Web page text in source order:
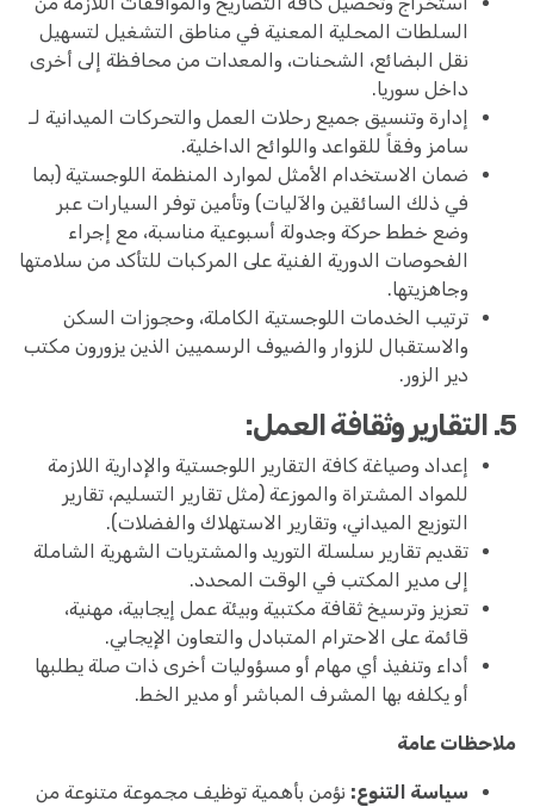
السلطات المحلية المعنية في مناطق التشغيل لتسهيل
نقل البضائع، الشحنات، والمعدات من محافظة إلى أخرى
داخل سوريا.
إدارة وتنسيق جميع رحلات العمل والتحركات الميدانية لـ
سامز وفقاً للقواعد واللوائح الداخلية.
ضمان الاستخدام الأمثل لموارد المنظمة اللوجستية (بما
في ذلك السائقين والآليات) وتأمين توفر السيارات عبر
وضع خطط حركة وجدولة أسبوعية مناسبة، مع إجراء
الفحوصات الدورية الفنية على المركبات للتأكد من سلامتها
وجاهزيتها.
ترتيب الخدمات اللوجستية الكاملة، وحجوزات السكن
والاستقبال للزوار والضيوف الرسميين الذين يزورون مكتب
دير الزور.
5. التقارير وثقافة العمل:
إعداد وصياغة كافة التقارير اللوجستية والإدارية اللازمة
للمواد المشتراة والموزعة (مثل تقارير التسليم، تقارير
التوزيع الميداني، وتقارير الاستهلاك والفضلات).
تقديم تقارير سلسلة التوريد والمشتريات الشهرية الشاملة
إلى مدير المكتب في الوقت المحدد.
تعزيز وترسيخ ثقافة مكتبية وبيئة عمل إيجابية، مهنية،
قائمة على الاحترام المتبادل والتعاون الإيجابي.
أداء وتنفيذ أي مهام أو مسؤوليات أخرى ذات صلة يطلبها
أو يكلفه بها المشرف المباشر أو مدير الخط.
ملاحظات عامة
سياسة التنوع: نؤمن بأهمية توظيف مجموعة متنوعة من